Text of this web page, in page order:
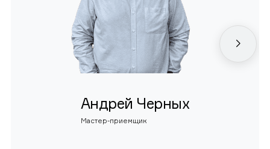
Андрей Черных
Мастер-приемщик